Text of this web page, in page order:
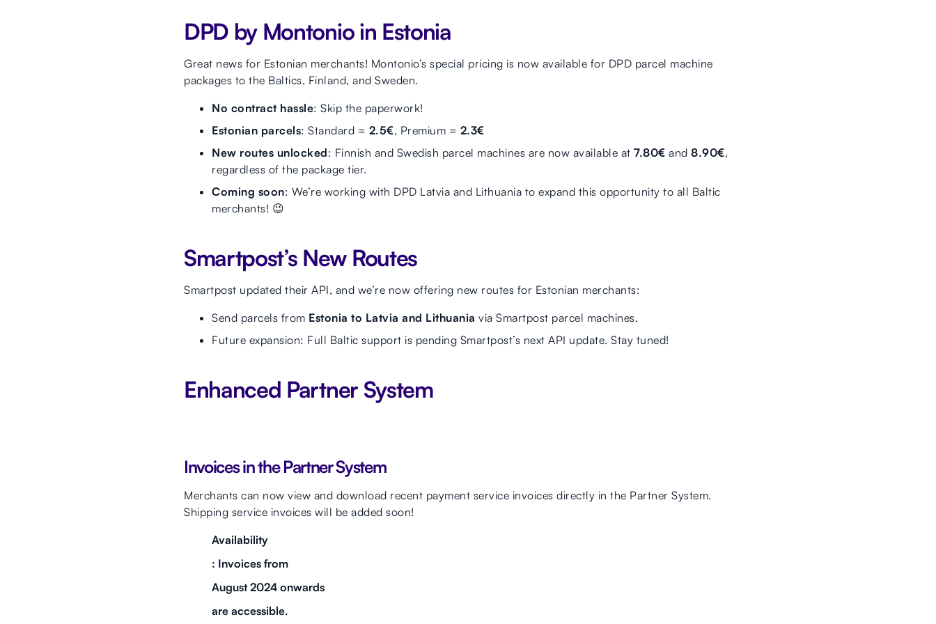
DPD by Montonio in Estonia
Great news for Estonian merchants! Montonio’s special pricing is now available for DPD parcel machine
packages to the Baltics, Finland, and Sweden.
No contract hassle: Skip the paperwork!
Estonian parcels: Standard = 2.5€, Premium = 2.3€
New routes unlocked: Finnish and Swedish parcel machines are now available at 7.80€ and 8.90€,
regardless of the package tier.
Coming soon: We’re working with DPD Latvia and Lithuania to expand this opportunity to all Baltic
merchants! 😉
Smartpost’s New Routes
Smartpost updated their API, and we’re now offering new routes for Estonian merchants:
Send parcels from Estonia to Latvia and Lithuania via Smartpost parcel machines.
Future expansion: Full Baltic support is pending Smartpost’s next API update. Stay tuned!
Enhanced Partner System
Invoices in the Partner System
Merchants can now view and download recent payment service invoices directly in the Partner System.
Shipping service invoices will be added soon!
Availability
: Invoices from
August 2024 onwards
are accessible.